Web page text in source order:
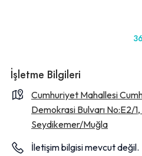
İşletme Bilgileri
Cumhuriyet Mahallesi
Demokrasi Bulvarı No:E2/
Seydikemer/Muğla
İletişim bilgisi mevcut değil.